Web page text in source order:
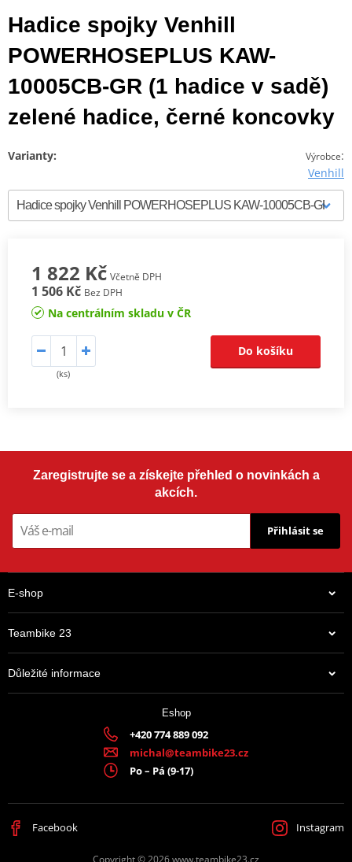
Hadice spojky Venhill
POWERHOSEPLUS KAW-
10005CB-GR (1 hadice v sadě)
zelené hadice, černé koncovky
Výrobce:
Venhill
Varianty:
1 822 Kč Včetně DPH
1 506 Kč Bez DPH
Na centrálním skladu v ČR
(ks)
Do košíku
Zaregistrujte se a získejte přehled o novinkách a
akcích.
Přihlásit se
E-shop
Teambike 23
Důležité informace
Eshop
+420 774 889 092
michal@teambike23.cz
Po – Pá (9-17)
Facebook Instagram
Copyright © 2026 www.teambike23.cz